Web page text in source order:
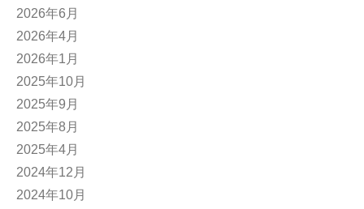
2026年6月
2026年4月
2026年1月
2025年10月
2025年9月
2025年8月
2025年4月
2024年12月
2024年10月